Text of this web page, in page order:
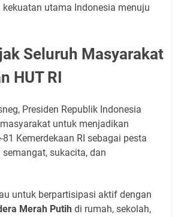
utama Indonesia menuju
Seluruh Masyarakat
HUT RI
Presiden Republik Indonesia
untuk menjadikan
Kemerdekaan RI sebagai pesta
sukacita, dan
untuk berpartisipasi aktif dengan
Merah Putih di rumah, sekolah,